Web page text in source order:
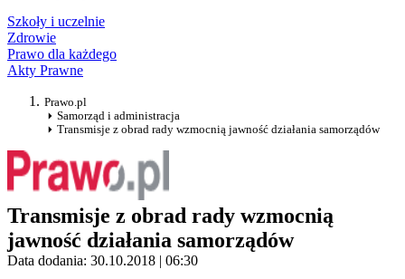
Szkoły i uczelnie
Zdrowie
Prawo dla każdego
Akty Prawne
Prawo.pl
Samorząd i administracja
Transmisje z obrad rady wzmocnią jawność działania samorządów
Transmisje z obrad rady wzmocnią
jawność działania samorządów
Data dodania: 30.10.2018 | 06:30